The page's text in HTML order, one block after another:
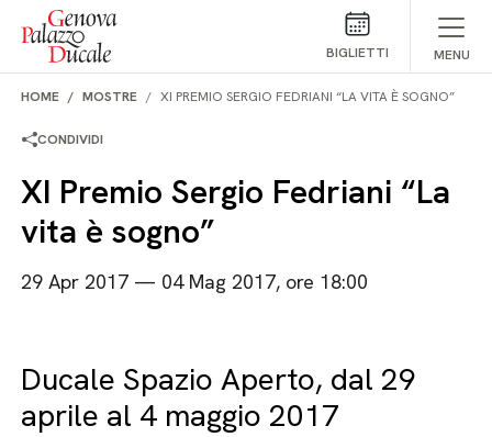
Salta al contenuto
BIGLIETTI MENU
HOME MOSTRE XI PREMIO SERGIO FEDRIANI “LA VITA È SOGNO”
CONDIVIDI
XI Premio Sergio Fedriani “La
vita è sogno”
29 Apr 2017 — 04 Mag 2017, ore 18:00
Ducale Spazio Aperto, dal 29
aprile al 4 maggio 2017